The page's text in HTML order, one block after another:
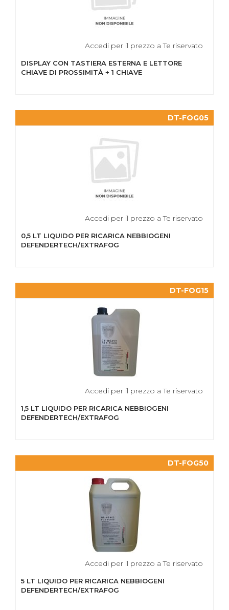
Accedi per il prezzo a Te riservato
DISPLAY CON TASTIERA ESTERNA E LETTORE
CHIAVE DI PROSSIMITÀ + 1 CHIAVE
DT-FOG05
Accedi per il prezzo a Te riservato
0,5 LT LIQUIDO PER RICARICA NEBBIOGENI
DEFENDERTECH/EXTRAFOG
DT-FOG15
Accedi per il prezzo a Te riservato
1,5 LT LIQUIDO PER RICARICA NEBBIOGENI
DEFENDERTECH/EXTRAFOG
DT-FOG50
Accedi per il prezzo a Te riservato
5 LT LIQUIDO PER RICARICA NEBBIOGENI
DEFENDERTECH/EXTRAFOG